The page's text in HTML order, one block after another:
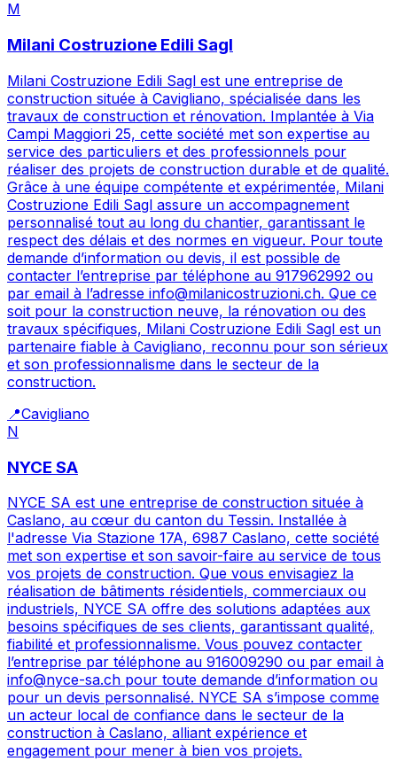
M
Milani Costruzione Edili Sagl
Milani Costruzione Edili Sagl est une entreprise de
construction située à Cavigliano, spécialisée dans les
travaux de construction et rénovation. Implantée à Via
Campi Maggiori 25, cette société met son expertise au
service des particuliers et des professionnels pour
réaliser des projets de construction durable et de qualité.
Grâce à une équipe compétente et expérimentée, Milani
Costruzione Edili Sagl assure un accompagnement
personnalisé tout au long du chantier, garantissant le
respect des délais et des normes en vigueur. Pour toute
demande d’information ou devis, il est possible de
contacter l’entreprise par téléphone au 917962992 ou
par email à l’adresse info@milanicostruzioni.ch. Que ce
soit pour la construction neuve, la rénovation ou des
travaux spécifiques, Milani Costruzione Edili Sagl est un
partenaire fiable à Cavigliano, reconnu pour son sérieux
et son professionnalisme dans le secteur de la
construction.
📍Cavigliano
N
NYCE SA
NYCE SA est une entreprise de construction située à
Caslano, au cœur du canton du Tessin. Installée à
l'adresse Via Stazione 17A, 6987 Caslano, cette société
met son expertise et son savoir-faire au service de tous
vos projets de construction. Que vous envisagiez la
réalisation de bâtiments résidentiels, commerciaux ou
industriels, NYCE SA offre des solutions adaptées aux
besoins spécifiques de ses clients, garantissant qualité,
fiabilité et professionnalisme. Vous pouvez contacter
l’entreprise par téléphone au 916009290 ou par email à
info@nyce-sa.ch pour toute demande d’information ou
pour un devis personnalisé. NYCE SA s’impose comme
un acteur local de confiance dans le secteur de la
construction à Caslano, alliant expérience et
engagement pour mener à bien vos projets.